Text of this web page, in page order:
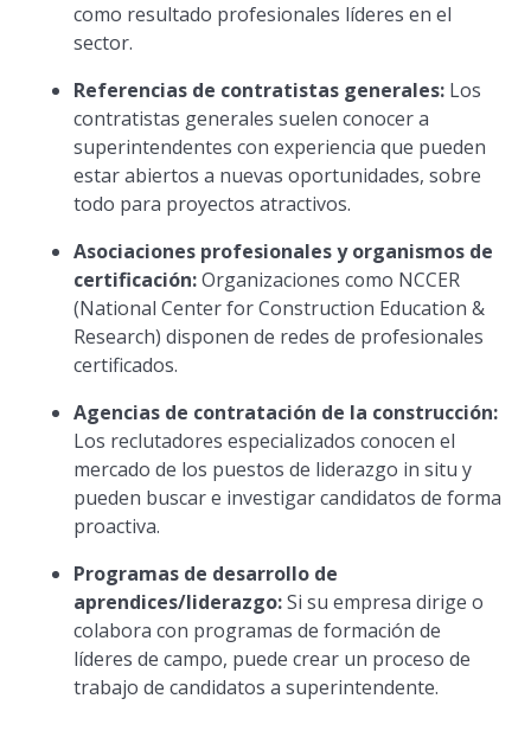
como resultado profesionales líderes en el
sector.
Referencias de contratistas generales: Los
contratistas generales suelen conocer a
superintendentes con experiencia que pueden
estar abiertos a nuevas oportunidades, sobre
todo para proyectos atractivos.
Asociaciones profesionales y organismos de
certificación:Organizaciones como NCCER
(National Center for Construction Education &
Research) disponen de redes de profesionales
certificados.
Agencias de contratación de la construcción:
Los reclutadores especializados conocen el
mercado de los puestos de liderazgo in situ y
pueden buscar e investigar candidatos de forma
proactiva.
Programas de desarrollo de
aprendices/liderazgo:Si su empresa dirige o
colabora con programas de formación de
líderes de campo, puede crear un proceso de
trabajo de candidatos a superintendente.